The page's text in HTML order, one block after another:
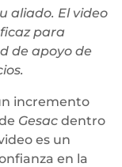
aliado. El video
para
de apoyo de
incremento
Gesac dentro
es un
en la